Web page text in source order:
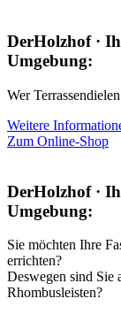
DerHolzhof ·
Umgebung:
Wer
Weitere
Zum Online-Shop
DerHolzhof ·
Umgebung:
Sie möchten Ihre
errichten?
Deswegen sind Sie
Rhombusleisten?